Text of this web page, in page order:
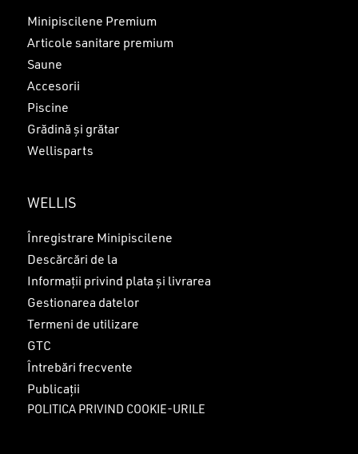
Minipiscilene Premium
Articole sanitare premium
Saune
Accesorii
Piscine
Grădină și grătar
Wellisparts
WELLIS
Înregistrare Minipiscilene
Descărcări de la
Informații privind plata și livrarea
Gestionarea datelor
Termeni de utilizare
GTC
Întrebări frecvente
Publicații
POLITICA PRIVIND COOKIE-URILE